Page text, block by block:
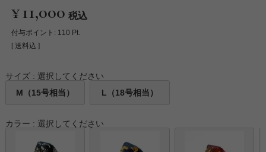
¥11,000 税込
付与ポイント: 110 Pt.
送料込
サイズ
選択してください
M（15号相当）
L（18号相当）
カラー 選択してください